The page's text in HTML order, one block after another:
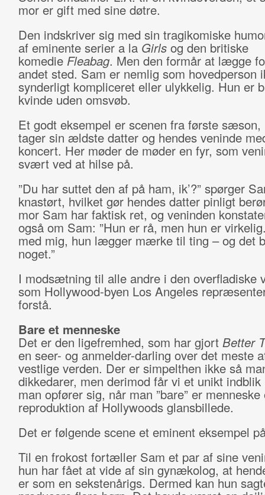
mor er gift med sine døtre.
Den indskriver sig med sin tragikomiske
af eminente serier a la Girlsog den britiske
komedie Fleabag. Men den formår at lægge
andet sted. Sam er nemlig som hovedperson
synderligt kompliceret eller ulykkelig. Hun er
kvinde uden omsvøb.
Et godt eksempel er scenen fra første sæson,
tager sin ældste datter og hendes veninde
koncert. Her møder de møder en fyr, som
svært ved at hilse på.
”Du har suttet den af på ham, ik’?” spørger
knastørt, hvilket gør hendes datter pinligt
mor Sam har faktisk ret, og veninden
også om Sam: ”Hun er rå, men hun er
med mig, hun lægger mærke til ting – og det
noget.”
I modsætning til alle andre i den overfladiske
som Hollywood-byen Los Angeles
forstå.
Bare et menneske
Det er den ligefremhed, som har gjort Better
en seer- og anmelder-darling over det meste
vestlige verden. Der er simpelthen ikke så
dikkedarer, men derimod får vi et unikt indblik
man opfører sig, når man ”bare” er
reproduktion af Hollywoods glansbillede.
Det er følgende scene et eminent eksempel
Til en frokost fortæller Sam et par af sine
hun har fået at vide af sin gynækolog, at
er som en sekstenårigs. Dermed kan hun